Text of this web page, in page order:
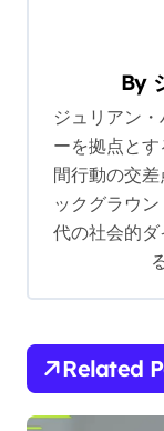
n
By
ジュリアン
ーを拠点と
間行動の交
ックグラウ
代の社会的
Related